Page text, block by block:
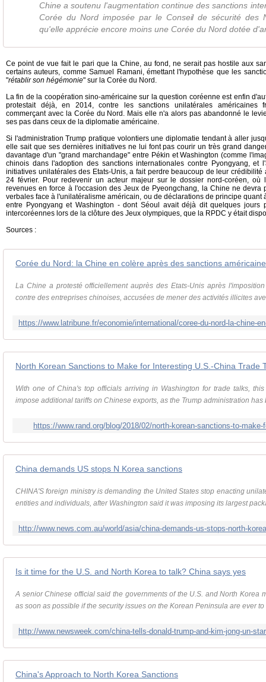
Chine a soutenu l'augmentation continue des sanctions
Corée du Nord imposée par le Conseil de sécurité des
qu'elle apprécie encore moins une Corée du Nord dotée
Ce point de vue fait le pari que la Chine, au fond, ne serait pas hostile aux
certains auteurs, comme Samuel Ramani, émettant l'hypothèse que les
"rétablir son hégémonie" sur la Corée du Nord.
La fin de la coopération sino-américaine sur la question coréenne est enfin
protestait déjà, en 2014, contre les sanctions unilatérales américaines
commerçant avec la Corée du Nord. Mais elle n'a alors pas abandonné le
ses pas dans ceux de la diplomatie américaine.
Si l'administration Trump pratique volontiers une diplomatie tendant à aller
elle sait que ses dernières initiatives ne lui font pas courir un très grand
davantage d'un "grand marchandage" entre Pékin et Washington (comme
chinois dans l'adoption des sanctions internationales contre Pyongyang, et
initiatives unilatérales des Etats-Unis, a fait perdre beaucoup de leur
24 février. Pour redevenir un acteur majeur sur le dossier nord-coréen, où
revenues en force à l'occasion des Jeux de Pyeongchang, la Chine ne devra
verbales face à l'unilatéralisme américain, ou de déclarations de principe quant
entre Pyongyang et Washington - dont Séoul avait déjà dit quelques jours
intercoréennes lors de la clôture des Jeux olympiques, que la RPDC y était
Sources :
Corée du Nord: la Chine en colère après des sanctions
La Chine a protesté officiellement auprès des Etats-Unis après
contre des entreprises chinoises, accusées de mener des activités illicites
North Korean Sanctions to Make for Interesting U.S.-China Trade
With one of China's top officials arriving in Washington for trade talks,
impose additional tariffs on Chinese exports, as the Trump administration has
https://www.rand.org/blog/2018/02/north-korean-sanctions-to-
China demands US stops N Korea sanctions
CHINA'S foreign ministry is demanding the United States stop enacting
entities and individuals, after Washington said it was imposing its largest
Is it time for the U.S. and North Korea to talk? China says yes
A senior Chinese official said the governments of the U.S. and North Korea
as soon as possible if the security issues on the Korean Peninsula are ever to
http://www.newsweek.com/china-tells-donald-trump-and-kim-jong-un-
China's Approach to North Korea Sanctions